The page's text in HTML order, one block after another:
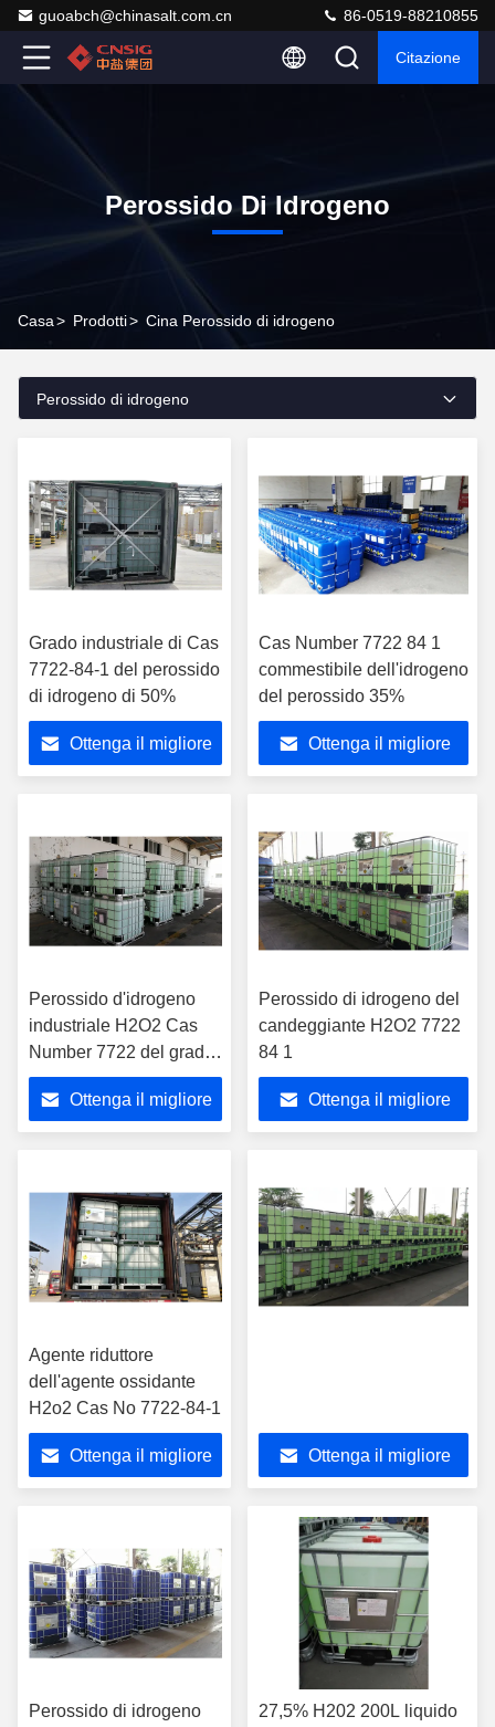
guoabch@chinasalt.com.cn 86-0519-88210855
Citazione
Perossido Di Idrogeno
Casa> Prodotti> Cina Perossido di idrogeno
Perossido di idrogeno
Grado industriale di Cas
7722-84-1 del perossido
di idrogeno di 50%
Ottenga il migliore
Cas Number 7722 84 1
commestibile dell'idrogeno
del perossido 35%
Ottenga il migliore
Perossido d'idrogeno
industriale H2O2 Cas
Number 7722 del grado
di tecnologia 84 1
Ottenga il migliore
Perossido di idrogeno del
candeggiante H2O2 7722
84 1
Ottenga il migliore
Agente riduttore
dell'agente ossidante
H2o2 Cas No 7722-84-1
Ottenga il migliore Ottenga il migliore
Perossido di idrogeno
27,5% H202 200L liquido